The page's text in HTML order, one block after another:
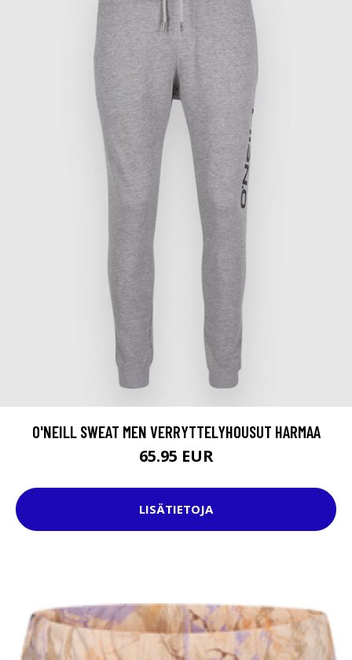
O'NEILL SWEAT MEN VERRYTTELYHOUSUT HARMAA
65.95 EUR
LISÄTIETOJA